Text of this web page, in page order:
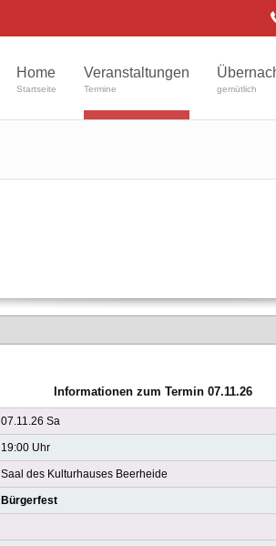
Home
Startseite
Veranstaltungen
Termine gemütlich
Informationen zum Termin 07.11.26
07.11.26 Sa
19:00 Uhr
Saal des Kulturhauses Beerheide
Bürgerfest